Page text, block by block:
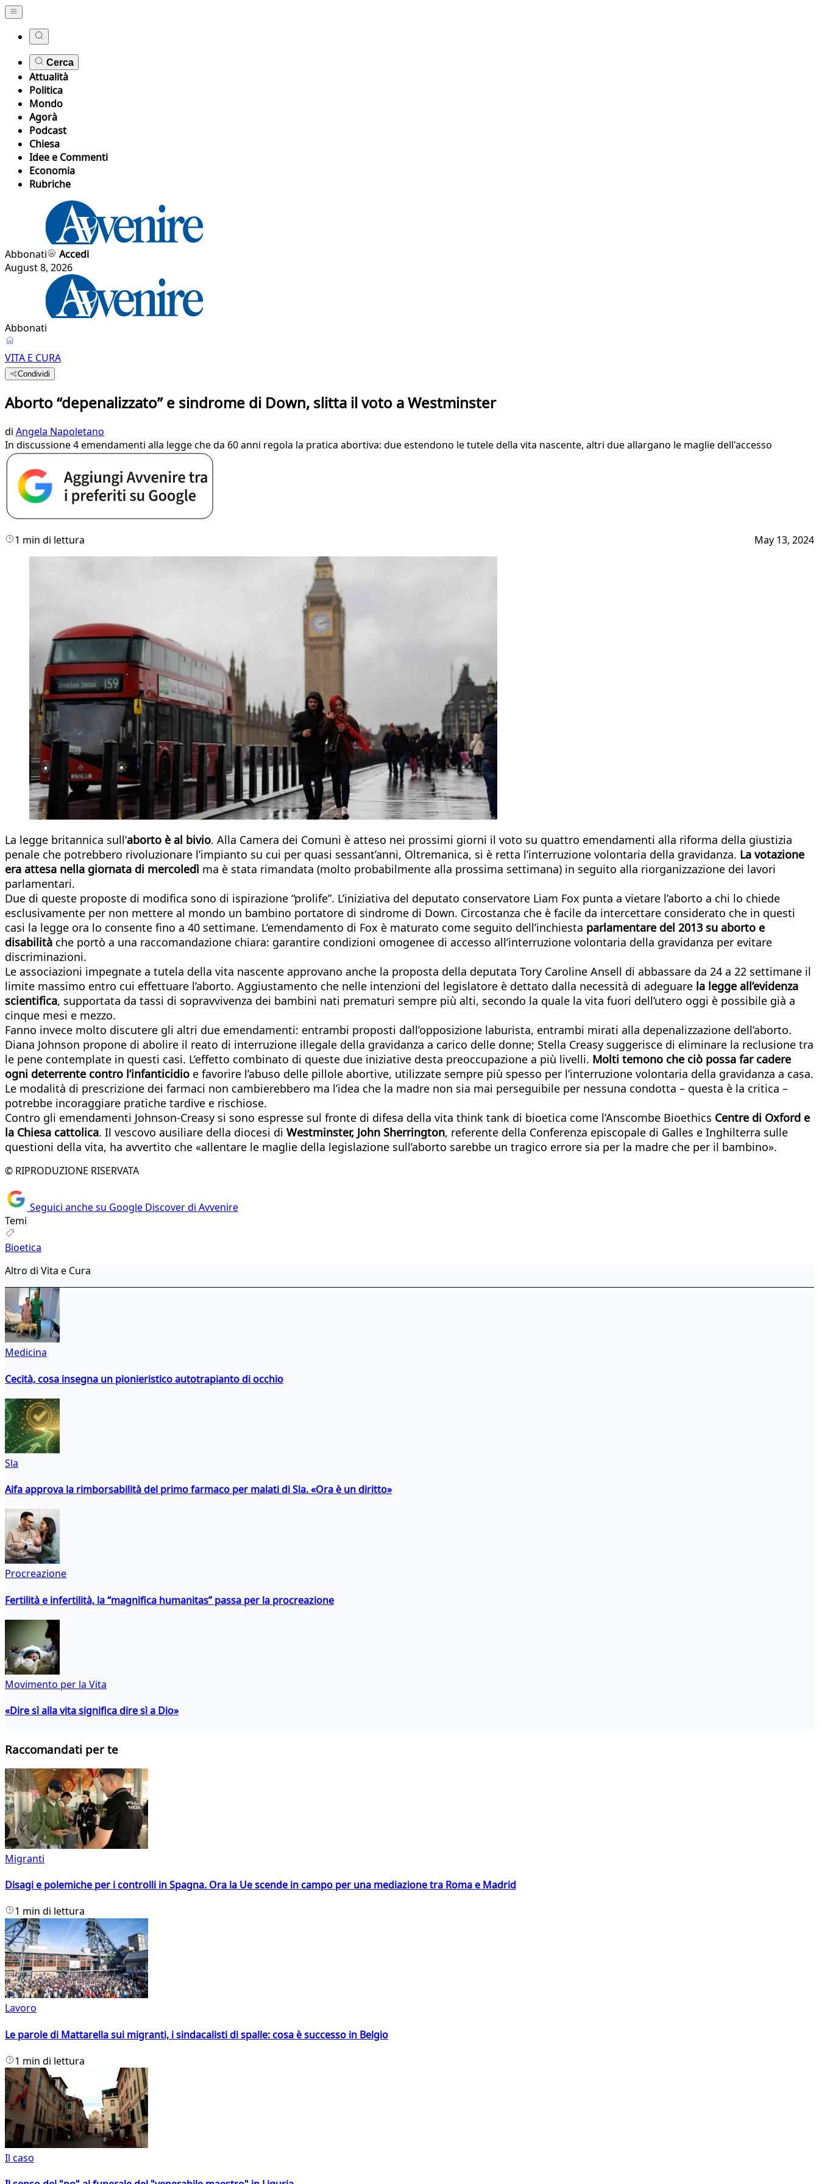
Cerca
Attualità
Politica
Mondo
Agorà
Podcast
Chiesa
Idee e Commenti
Economia
Rubriche
Abbonati
Accedi
August 8, 2026
Abbonati
VITA E CURA
Condividi
Aborto “depenalizzato” e sindrome di Down, slitta il voto a Westminster
di Angela Napoletano
In discussione 4 emendamenti alla legge che da 60 anni regola la pratica abortiva: due estendono le tutele della vita nascente, altri due allargano le maglie dell'accesso
1 min di lettura May 13, 2024
La legge britannica sull’aborto è al bivio. Alla Camera dei Comuni è atteso nei prossimi giorni il voto su quattro emendamenti alla riforma della giustizia
penale che potrebbero rivoluzionare l’impianto su cui per quasi sessant’anni, Oltremanica, si è retta l’interruzione volontaria della gravidanza. La votazione
era attesa nella giornata di mercoledì ma è stata rimandata (molto probabilmente alla prossima settimana) in seguito alla riorganizzazione dei lavori
parlamentari.
Due di queste proposte di modifica sono di ispirazione “prolife”. L’iniziativa del deputato conservatore Liam Fox punta a vietare l’aborto a chi lo chiede
esclusivamente per non mettere al mondo un bambino portatore di sindrome di Down. Circostanza che è facile da intercettare considerato che in questi
casi la legge ora lo consente fino a 40 settimane. L’emendamento di Fox è maturato come seguito dell’inchiesta parlamentare del 2013 su aborto e
disabilità che portò a una raccomandazione chiara: garantire condizioni omogenee di accesso all’interruzione volontaria della gravidanza per evitare
discriminazioni.
Le associazioni impegnate a tutela della vita nascente approvano anche la proposta della deputata Tory Caroline Ansell di abbassare da 24 a 22 settimane il
limite massimo entro cui effettuare l’aborto. Aggiustamento che nelle intenzioni del legislatore è dettato dalla necessità di adeguare la legge all’evidenza
scientifica, supportata da tassi di sopravvivenza dei bambini nati prematuri sempre più alti, secondo la quale la vita fuori dell’utero oggi è possibile già a
cinque mesi e mezzo.
Fanno invece molto discutere gli altri due emendamenti: entrambi proposti dall’opposizione laburista, entrambi mirati alla depenalizzazione dell’aborto.
Diana Johnson propone di abolire il reato di interruzione illegale della gravidanza a carico delle donne; Stella Creasy suggerisce di eliminare la reclusione tra
le pene contemplate in questi casi. L’effetto combinato di queste due iniziative desta preoccupazione a più livelli. Molti temono che ciò possa far cadere
ogni deterrente contro l’infanticidio e favorire l’abuso delle pillole abortive, utilizzate sempre più spesso per l’interruzione volontaria della gravidanza a casa.
Le modalità di prescrizione dei farmaci non cambierebbero ma l’idea che la madre non sia mai perseguibile per nessuna condotta – questa è la critica –
potrebbe incoraggiare pratiche tardive e rischiose.
Contro gli emendamenti Johnson-Creasy si sono espresse sul fronte di difesa della vita think tank di bioetica come l’Anscombe Bioethics Centre di Oxford e
la Chiesa cattolica. Il vescovo ausiliare della diocesi di Westminster, John Sherrington, referente della Conferenza episcopale di Galles e Inghilterra sulle
questioni della vita, ha avvertito che «allentare le maglie della legislazione sull’aborto sarebbe un tragico errore sia per la madre che per il bambino».
© RIPRODUZIONE RISERVATA
Seguici anche su Google Discover di Avvenire
Temi
Bioetica
Altro di Vita e Cura
Medicina
Cecità, cosa insegna un pionieristico autotrapianto di occhio
Sla
Aifa approva la rimborsabilità del primo farmaco per malati di Sla. «Ora è un diritto»
Procreazione
Fertilità e infertilità, la “magnifica humanitas” passa per la procreazione
Movimento per la Vita
«Dire sì alla vita significa dire sì a Dio»
Raccomandati per te
Migranti
Disagi e polemiche per i controlli in Spagna. Ora la Ue scende in campo per una mediazione tra Roma e Madrid
1 min di lettura
Lavoro
Le parole di Mattarella sui migranti, i sindacalisti di spalle: cosa è successo in Belgio
1 min di lettura
Il caso